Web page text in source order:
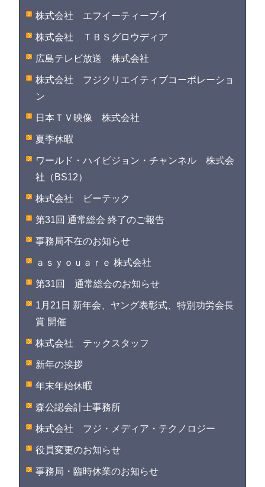
株式会社 エフイーティーブイ
株式会社 ＴＢＳグロウディア
広島テレビ放送 株式会社
株式会社 フジクリエイティブコーポレーショ
ン
日本ＴＶ映像 株式会社
夏季休暇
ワールド・ハイビジョン・チャンネル 株式会
社（BS12）
株式会社 ビーテック
第31回 通常総会 終了のご報告
事務局不在のお知らせ
ａｓｙｏｕａｒｅ 株式会社
第31回 通常総会のお知らせ
1月21日 新年会、ヤング表彰式、特別功労会長
賞 開催
株式会社 テックスタッフ
新年の挨拶
年末年始休暇
森公認会計士事務所
株式会社 フジ・メディア・テクノロジー
役員変更のお知らせ
事務局・臨時休業のお知らせ